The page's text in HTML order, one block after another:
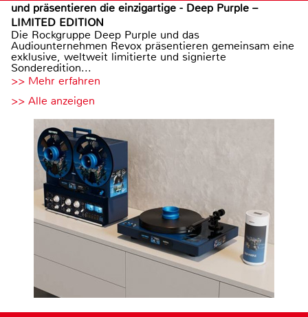
und präsentieren die einzigartige - Deep Purple –
LIMITED EDITION
Die Rockgruppe Deep Purple und das
Audiounternehmen Revox präsentieren gemeinsam eine
exklusive, weltweit limitierte und signierte
Sonderedition...
>> Mehr erfahren
>> Alle anzeigen